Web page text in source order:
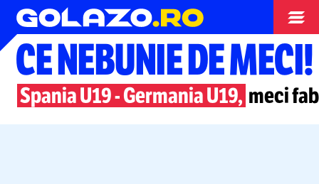
Nationala
CE NEBUNIE DE MECI!
Spania U19-Germania U19, meci